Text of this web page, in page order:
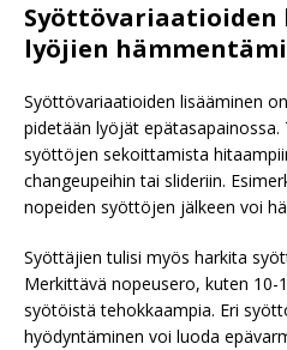
Syöttövariaatioiden
lyöjien
Syöttövariaatioiden lisääminen
pidetään lyöjät
syöttöjen sekoittamista
changeupeihin tai slideriin.
nopeiden syöttöjen jälkeen voi
Syöttäjien tulisi myös harkita
Merkittävä nopeusero, kuten 10-
syötöistä tehokkaampia. Eri
hyödyntäminen voi luoda